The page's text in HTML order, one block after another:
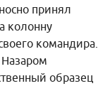
принял
колонну
командира.
образец